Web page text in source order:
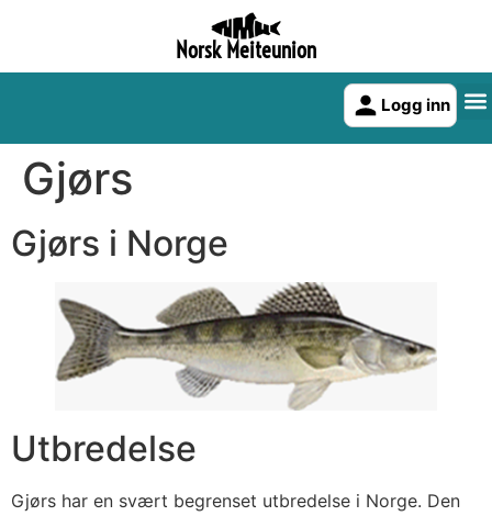
Norsk Meiteunion
Logg inn
Gjørs
Gjørs i Norge
Utbredelse
Gjørs har en svært begrenset utbredelse i Norge. Den